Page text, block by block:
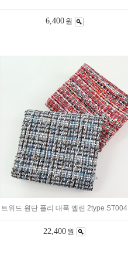
6,400 원
트위드 원단 폴리 대폭 엘린 2type ST004
22,400 원